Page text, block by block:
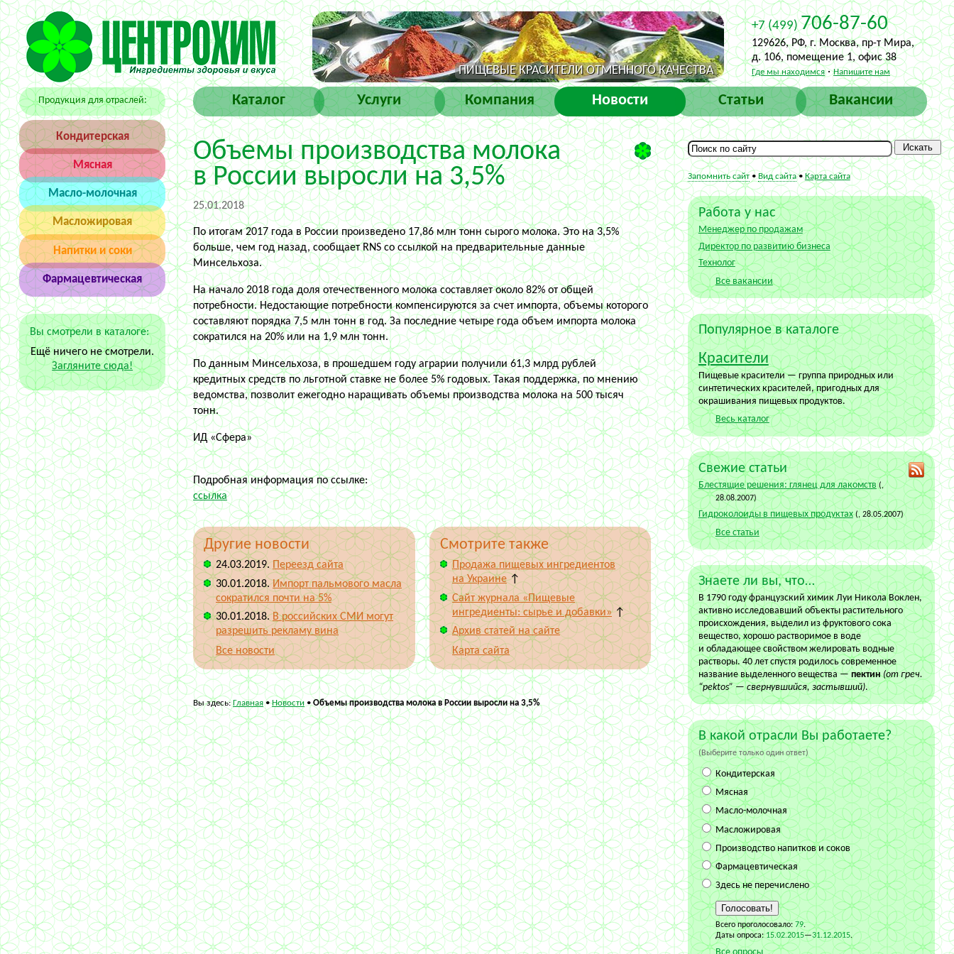
+7 (499)706-87-60
129626, РФ, г. Москва, пр-т Мира,
д. 106, помещение 1, офис 38
Где мы находимся ·Напишите нам
ПИЩЕВЫЕ КРАСИТЕЛИ ОТМЕННОГО КАЧЕСТВА
Каталог Услуги Компания Новости Статьи Вакансии
Продукция для отраслей:
Конди­тер­ская
Мясная
Масло-молоч­ная
Масло­жиро­вая
Напитки и соки
Фарма­цев­тиче­ская
Вы смотрели в каталоге:
Ещё ничего не смотрели.
Загляните сюда!
Объемы производства молока
в России выросли на 3,5%
25.01.2018
По итогам 2017 года в России произведено 17,86 млн тонн сырого молока. Это на 3,5%
больше, чем год назад, сообщает RNS со ссылкой на предварительные данные
Минсельхоза.
На начало 2018 года доля отечественного молока составляет около 82% от общей
потребности. Недостающие потребности компенсируются за счет импорта, объемы которого
составляют порядка 7,5 млн тонн в год. За последние четыре года объем импорта молока
сократился на 20% или на 1,9 млн тонн.
По данным Минсельхоза, в прошедшем году аграрии получили 61,3 млрд рублей
кредитных средств по льготной ставке не более 5% годовых. Такая поддержка, по мнению
ведомства, позволит ежегодно наращивать объемы производства молока на 500 тысяч
тонн.
ИД «Сфера»
Подробная информация по ссылке:
ссылка
Другие новости
24.03.2019. Переезд сайта
30.01.2018.Импорт пальмового масла
сократился почти на 5%
30.01.2018.В российских СМИ могут
разрешить рекламу вина
Все новости
Смотрите также
Продажа пищевых ингредиентов
на Украине↑
Сайт журнала «Пищевые
ингредиенты: сырье и добавки»↑
Архив статей на сайте
Карта сайта
Вы здесь: Главная•Новости •Объемы производства молока в России выросли на 3,5%
Запомнить сайт•Вид сайта •Карта сайта
Работа у нас
Менеджер по продажам
Директор по развитию бизнеса
Технолог
Все вакансии
Популярное в каталоге
Красители
Пищевые красители — группа природных или
синтетических красителей, пригодных для
окрашивания пищевых продуктов.
Весь каталог
Свежие статьи
Блестящие решения: глянец для лакомств (,
28.08.2007)
Гидроколоиды в пищевых продуктах (, 28.05.2007)
Все статьи
Знаете ли вы, что…
В 1790 году французский химик Луи Никола Воклен,
активно исследовавший объекты растительного
происхождения, выделил из фруктового сока
вещество, хорошо растворимое в воде
и обладающее свойством желировать водные
растворы. 40 лет спустя родилось современное
название выделенного вещества — пектин (от греч.
“pektos” — свернувшийся, застывший).
В какой отрасли Вы работаете?
( Выберите только один ответ)
Кондитерская
Мясная
Масло-молочная
Масложировая
Производство напитков и соков
Фармацевтическая
Здесь не перечислено
Всего проголосовало: 79.
Даты опроса:15.02.2015—31.12.2015.